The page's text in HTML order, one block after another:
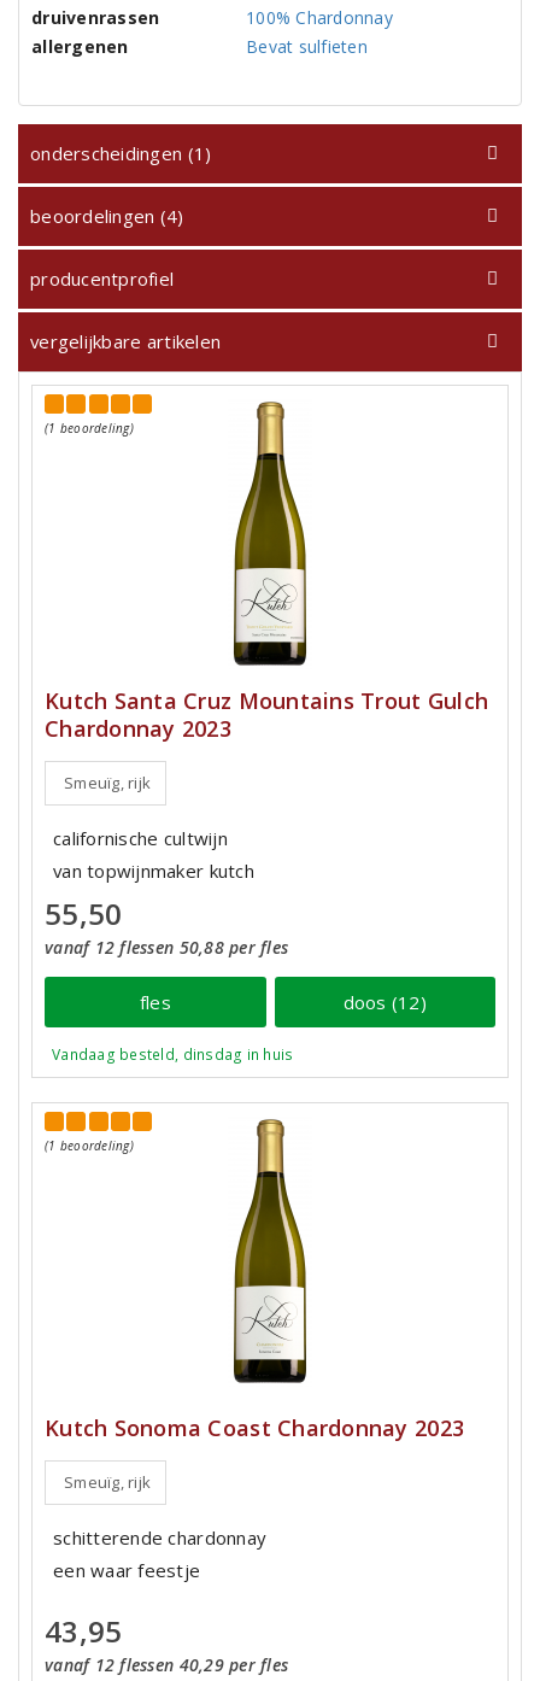
druivenrassen
100% Chardonnay
allergenen
Bevat sulfieten
onderscheidingen (1)
beoordelingen (4)
producentprofiel
vergelijkbare artikelen
(1 beoordeling)
Kutch Santa Cruz Mountains Trout Gulch
Chardonnay 2023
Smeuïg, rijk
californische cultwijn
van topwijnmaker kutch
55,50
vanaf 12 flessen 50,88 per fles
fles doos (12)
Vandaag besteld, dinsdag in huis
(1 beoordeling)
Kutch Sonoma Coast Chardonnay 2023
Smeuïg, rijk
schitterende chardonnay
een waar feestje
43,95
vanaf 12 flessen 40,29 per fles